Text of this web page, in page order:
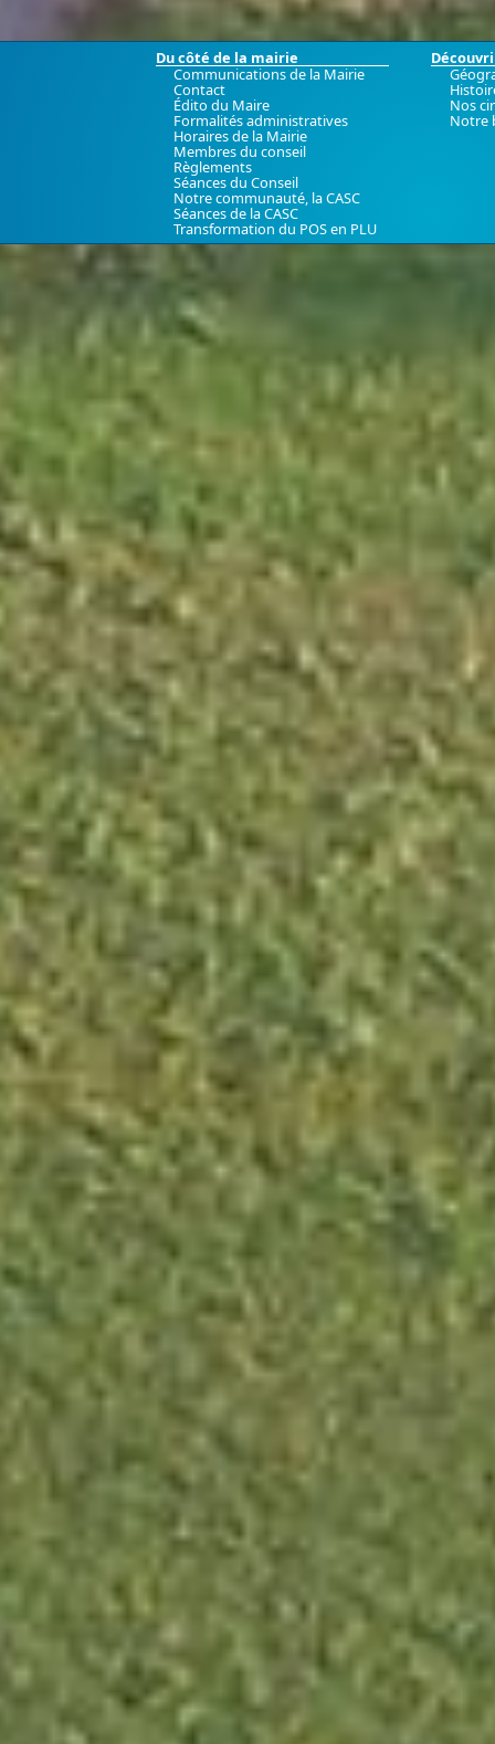
Du côté de la mairie
Communications de la Mairie
Contact
Édito du Maire
Formalités administratives
Horaires de la Mairie
Membres du conseil
Règlements
Séances du Conseil
Notre communauté, la CASC
Séances de la CASC
Transformation du POS en PLU
Nos
Notre